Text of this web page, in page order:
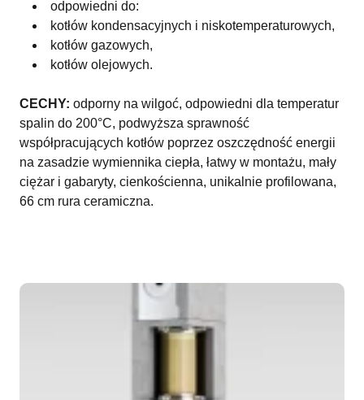
odpowiedni do:
kotłów kondensacyjnych i niskotemperaturowych,
kotłów gazowych,
kotłów olejowych.
CECHY: odporny na wilgoć, odpowiedni dla temperatur
spalin do 200°C, podwyższa sprawność
współpracujących kotłów poprzez oszczędność energii
na zasadzie wymiennika ciepła, łatwy w montażu, mały
ciężar i gabaryty, cienkościenna, unikalnie profilowana,
66 cm rura ceramiczna.